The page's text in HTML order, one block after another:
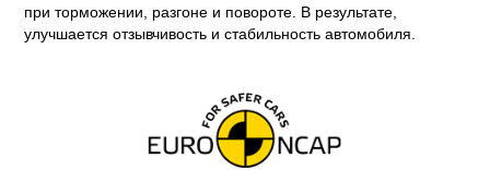
при торможении, разгоне и повороте. В результате,
улучшается отзывчивость и стабильность автомобиля.